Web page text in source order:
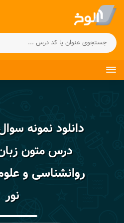
دانلود نمونه
درس متون
روانشناسی و
نور